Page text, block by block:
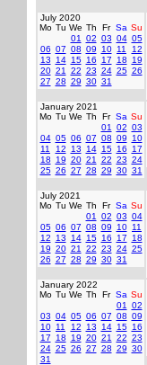
July 2020
Mo Tu We Th Fr Sa Su
01
02 03 04 05
06 07 08 09 10 11
12
13
14 15 16 17 18
19
20 21 22 23 24 25 26
27 28 29 30 31
January 2021
Mo Tu We Th Fr Sa Su
01
02 03
04 05 06 07 08 09
10
11
12 13 14 15 16
17
18
19 20 21 22 23 24
25 26 27 28 29 30 31
July 2021
Mo Tu We Th Fr Sa Su
01
02 03 04
05 06 07 08 09 10 11
12
13 14 15 16 17
18
19 20 21 22 23 24 25
26 27 28 29 30 31
January 2022
Mo Tu We Th Fr Sa Su
01
02
03 04 05 06 07 08 09
10 11 12 13 14 15 16
17
18 19 20 21 22 23
24 25 26 27 28 29 30
31